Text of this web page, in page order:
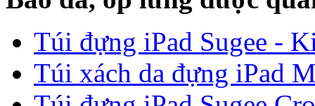
Túi đựng iPad Sugee -
Túi xách da đựng iPad